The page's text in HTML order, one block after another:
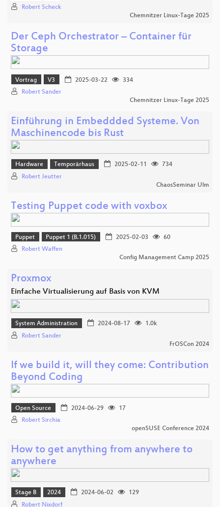
Robert Scheck
Chemnitzer Linux-Tage 2025
Der Ceph Orchestrator – Container für
Storage
Vortrag V3 2025-03-22
334
Robert Sander
Chemnitzer Linux-Tage 2025
Einführung in Embeddded Systeme. Von
Maschinencode bis Rust
Hardware Temporärhaus 2025-02-11
734
Robert Jeutter
ChaosSeminar Ulm
Testing Puppet code with voxbox
Puppet Puppet 1 (B.1.015) 2025-02-03
60
Robert Waffen
Config Management Camp 2025
Proxmox
Einfache Virtualisierung auf Basis von KVM
System Administration 2024-08-17
1.0k
Robert Sander
FrOSCon 2024
If we build it, will they come: Contribution
Beyond Coding
Open Source 2024-06-29
17
Robert Sirchia
openSUSE Conference 2024
How to get anything from anywhere to
anywhere
Stage B 2024 2024-06-02
129
Robert Nixdorf